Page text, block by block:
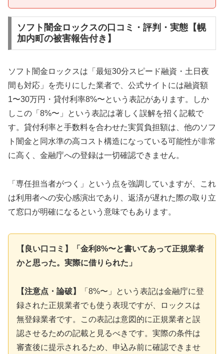
ソフト闇金ロックスの口コミ・評判・実態【幌
加内町の被害報告付き】
ソフト闇金ロックスは「最短30分スピード融資・土日夜
間も対応」を売りにした業者で、公式サイトには融資額
1〜30万円・貸付利率8%〜という表記があります。しか
しこの「8%〜」という表記は著しく誤解を招く記載で
す。貸付利率と手数料を合わせた実質負担額は、他のソフ
ト闇金と同水準の高コスト構造になっている可能性が非常
に高く、金融庁への登録は一切確認できません。
「専任担当者がつく」という点を強調していますが、これ
は利用者への安心感演出であり、返済が遅れた際の取り立
て窓口が明確になるという意味でもあります。
【良い口コミ】「金利8%〜と書いてあって正規業者
かと思った。実際に借りられた」
【注意点・論破】
「8%〜」という表記は金融庁に登
録された正規業者でも使う表現ですが、ロックスは
無登録業者です。この表記は意図的に正規業者と誤
認させるための記載と見るべきです。実際の条件は
審査後に提示されるため、申込み前に確認できませ